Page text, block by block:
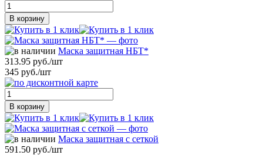
В корзину
Маска защитная НБТ*
313.95 руб./шт
345 руб./шт
В корзину
Маска защитная с сеткой
591.50 руб./шт